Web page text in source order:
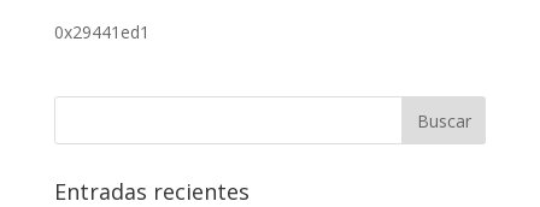
0x29441ed1
Entradas recientes